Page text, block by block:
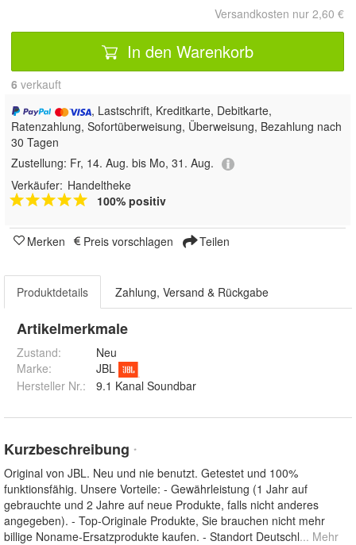
Versandkosten nur 2,60 €
In den Warenkorb
6 verkauft
, Lastschrift, Kreditkarte, Debitkarte,
Ratenzahlung, Sofortüberweisung, Überweisung, Bezahlung nach
30 Tagen
Zustellung: Fr, 14. Aug. bis Mo, 31. Aug.
Verkäufer: Handeltheke
100% positiv
Merken Preis vorschlagen Teilen
Produktdetails Zahlung, Versand & Rückgabe
Artikelmerkmale
Zustand:
Neu
Marke:
JBL
Hersteller Nr.:
9.1 Kanal Soundbar
Kurzbeschreibung *
Original von JBL. Neu und nie benutzt. Getestet und 100%
funktionsfähig. Unsere Vorteile: - Gewährleistung (1 Jahr auf
gebrauchte und 2 Jahre auf neue Produkte, falls nicht anderes
angegeben). - Top-Originale Produkte, Sie brauchen nicht mehr
billige Noname-Ersatzprodukte kaufen. - Standort Deutschl... Mehr